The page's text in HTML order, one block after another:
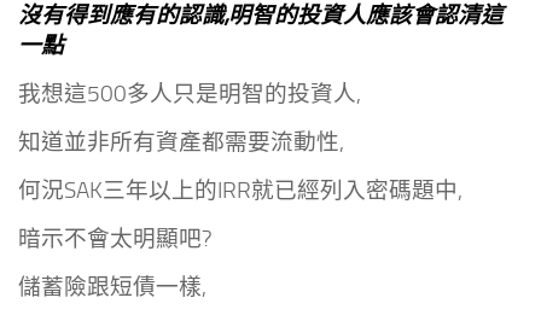
沒有得到應有的認識,明智的投資人應該會認清這
一點
我想這500多人只是明智的投資人,
知道並非所有資產都需要流動性,
何況SAK三年以上的IRR就已經列入密碼題中,
暗示不會太明顯吧?
儲蓄險跟短債一樣,